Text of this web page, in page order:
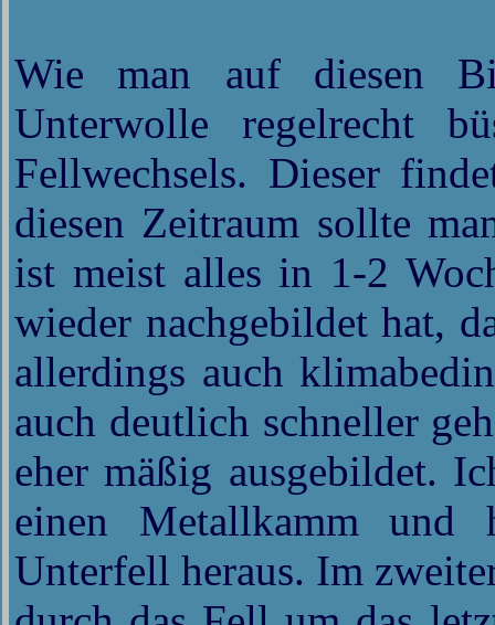
Wie man auf diesen
Unterwolle regelrecht
Fellwechsels. Dieser
diesen Zeitraum sollte
ist meist alles in 1-2
wieder nachgebildet hat,
allerdings auch
auch deutlich schneller
eher mäßig ausgebildet.
einen Metallkamm und
Unterfell heraus. Im